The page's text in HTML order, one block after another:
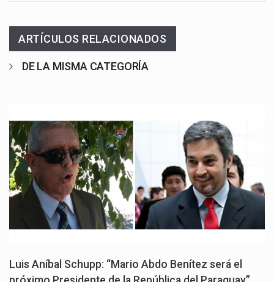
ARTÍCULOS RELACIONADOS
DE LA MISMA CATEGORÍA
Luis Aníbal Schupp: “Mario Abdo Benítez será el